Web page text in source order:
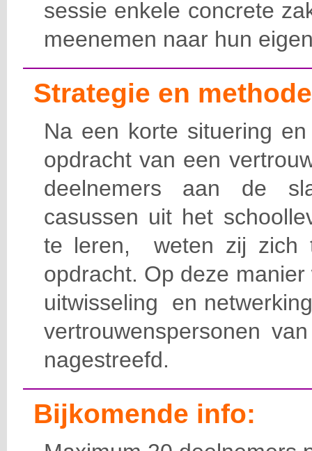
sessie enkele concrete
meenemen naar hun
Strategie en
Na een korte situering
opdracht van een
deelnemers aan de
casussen uit het
te leren, weten zij zich
opdracht. Op deze
uitwisseling en
vertrouwenspersonen
nagestreefd.
Bijkomende info: